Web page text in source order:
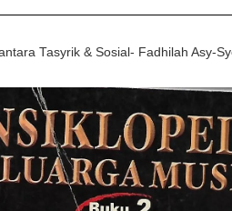
Tasyrik & Sosial- Fadhilah Asy-